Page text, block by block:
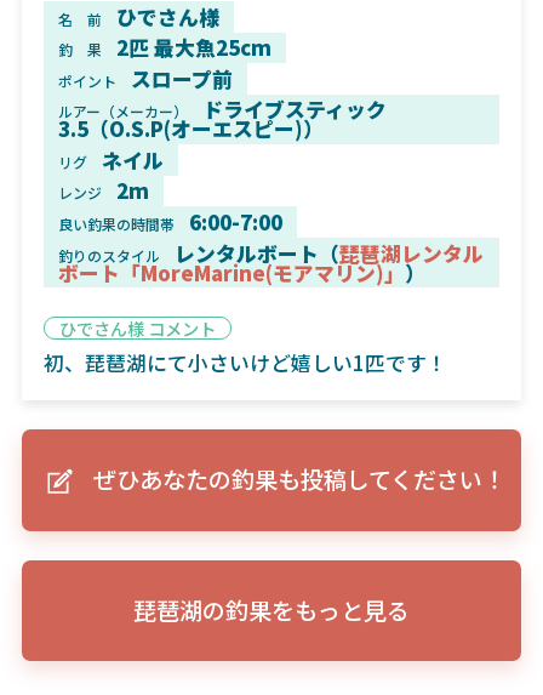
名 前 ひでさん様
釣 果 2匹 最大魚25cm
ポイント スロープ前
ルアー（メーカー） ドライブスティック
3.5（O.S.P(オーエスピー)）
リグ ネイル
レンジ 2m
良い釣果の時間帯 6:00-7:00
釣りのスタイル レンタルボート（琵琶湖レンタル
ボート「MoreMarine(モアマリン)」 ）
ひでさん様 コメント
初、琵琶湖にて小さいけど嬉しい1匹です！
ぜひあなたの釣果も投稿してください！
琵琶湖の釣果をもっと見る